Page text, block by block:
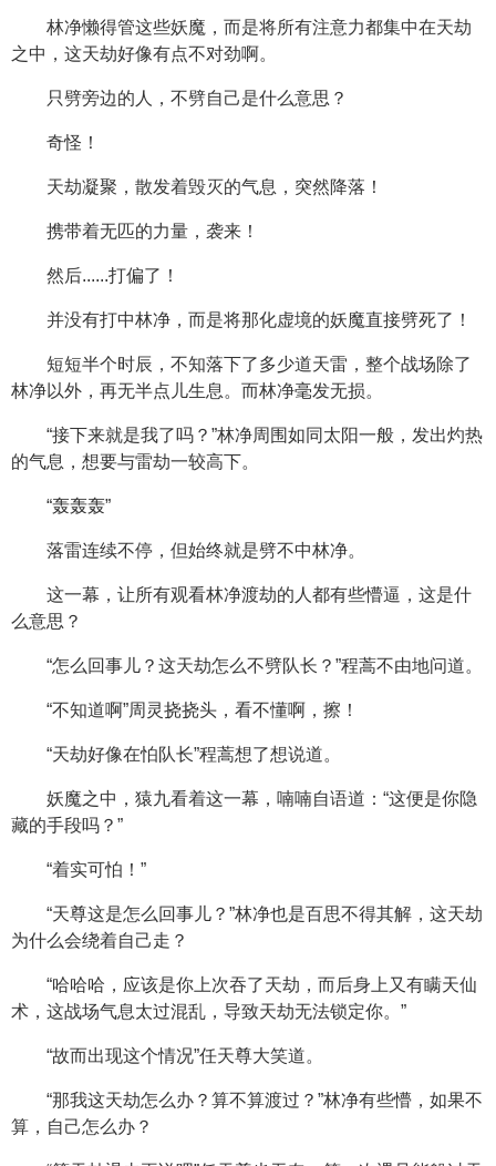
林净懒得管这些妖魔，而是将所有注意力都集中在天劫
之中，这天劫好像有点不对劲啊。
只劈旁边的人，不劈自己是什么意思？
奇怪！
天劫凝聚，散发着毁灭的气息，突然降落！
携带着无匹的力量，袭来！
然后......打偏了！
并没有打中林净，而是将那化虚境的妖魔直接劈死了！
短短半个时辰，不知落下了多少道天雷，整个战场除了
林净以外，再无半点儿生息。而林净毫发无损。
“接下来就是我了吗？”林净周围如同太阳一般，发出灼热
的气息，想要与雷劫一较高下。
“轰轰轰”
落雷连续不停，但始终就是劈不中林净。
这一幕，让所有观看林净渡劫的人都有些懵逼，这是什
么意思？
“怎么回事儿？这天劫怎么不劈队长？”程蒿不由地问道。
“不知道啊”周灵挠挠头，看不懂啊，擦！
“天劫好像在怕队长”程蒿想了想说道。
妖魔之中，猿九看着这一幕，喃喃自语道：“这便是你隐
藏的手段吗？”
“着实可怕！”
“天尊这是怎么回事儿？”林净也是百思不得其解，这天劫
为什么会绕着自己走？
“哈哈哈，应该是你上次吞了天劫，而后身上又有瞒天仙
术，这战场气息太过混乱，导致天劫无法锁定你。”
“故而出现这个情况”任天尊大笑道。
“那我这天劫怎么办？算不算渡过？”林净有些懵，如果不
算，自己怎么办？